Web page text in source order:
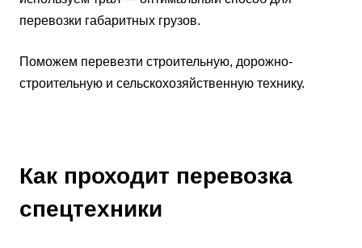
перевозки габаритных грузов.
Поможем перевезти строительную, дорожно-
строительную и сельскохозяйственную технику.
Как проходит перевозка
спецтехники